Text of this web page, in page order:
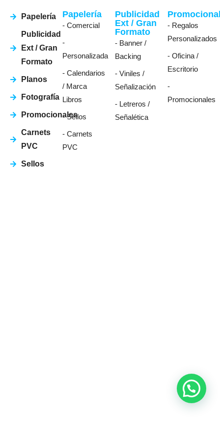
Papelería
Publicidad
Ext / Gran
Formato
Planos
Fotografía
Promocionales
Carnets
PVC
Sellos
Papelería
- Comercial
-
Personalizada
- Calendarios
/ Marca
Libros
- Sellos
- Carnets
PVC
Publicidad
Ext / Gran
Formato
- Banner /
Backing
- Viniles /
Señalización
- Letreros /
Señalética
- Regalos
Personalizados
- Oficina /
Escritorio
-
Promocionales